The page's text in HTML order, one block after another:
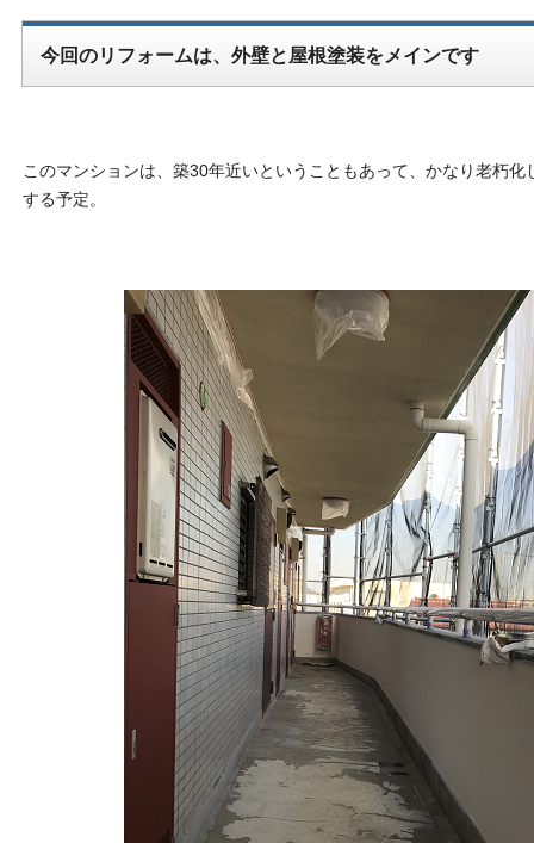
今回のリフォームは、外壁と屋根塗装をメインです
このマンションは、築30年近いということもあって、かなり老朽
する予定。